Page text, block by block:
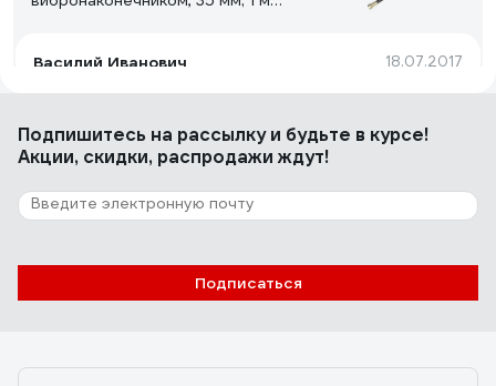
Василий Иванович
18.07.2017
Неубиваемая
6 отзывов
Отзыв о фрезе REDDIAMOND Premium
310x25.4 мм; количество лопастей 2
Подпишитесь на рассылкуи будьте в курсе!
Акции, скидки, распродажи ждут!
Подписаться